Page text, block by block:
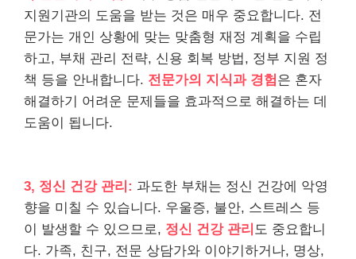
지원기관의 도움을 받는 것은 매우 중요합니다. 전
문가는 개인 상황에 맞는 맞춤형 재정 계획을 수립
하고, 부채 관리 전략, 신용 회복 방법, 정부 지원 정
책 등을 안내합니다. 전문가의 지식과 경험은 혼자
해결하기 어려운 문제들을 효과적으로 해결하는 데
도움이 됩니다.
3, 정신 건강 관리: 과도한 부채는 정신 건강에 악영
향을 미칠 수 있습니다. 우울증, 불안, 스트레스 등
이 발생할 수 있으므로, 정신 건강 관리 도 중요합니
다. 가족, 친구, 전문 상담가와 이야기하거나, 명상,